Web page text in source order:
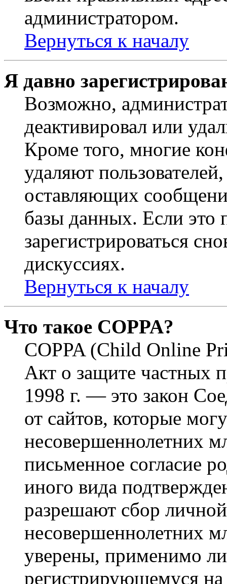
администратором.
Вернуться к началу
Я давно
Возможно,
деактивировал или
Кроме того, многие
удаляют
оставляющих
базы данных. Если это
зарегистрироваться
дискуссиях.
Вернуться к началу
Что такое COPPA?
COPPA (Child Online
Акт о защите частных
1998 г. — это закон
от сайтов, которые
несовершеннолетних
письменное согласие
иного вида
разрешают сбор
несовершеннолетних
уверены, применимо
регистрирующемуся